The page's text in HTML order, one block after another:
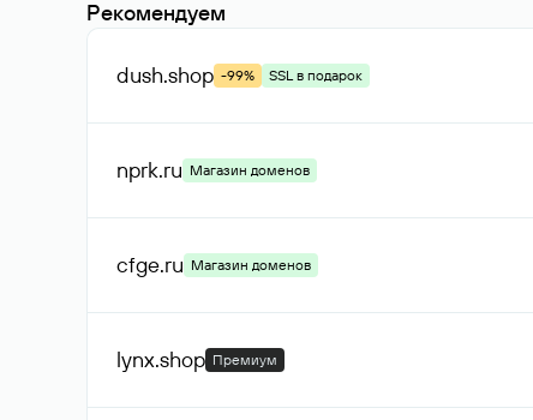
Рекомендуем
dush.shop -99% SSL в подарок
nprk.ru Магазин доменов
cfge.ru Магазин доменов
lynx.shop Премиум